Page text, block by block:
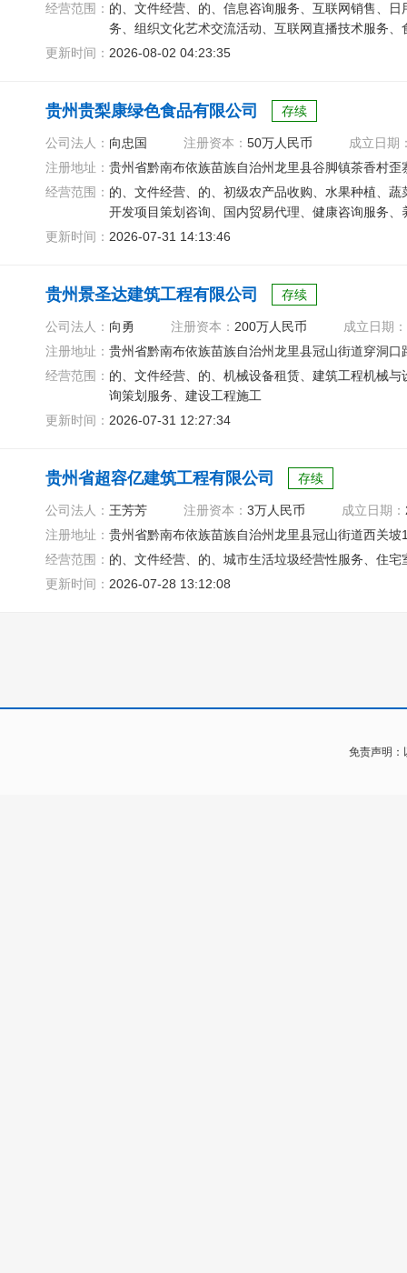
经营范围： 的、文件经营、的、信息咨询服务、互联网销售、
务、组织文化艺术交流活动、互联网直播技术服务、
更新时间： 2026-08-02 04:23:35
贵州贵梨康绿色食品有限公司 存续
公司法人： 向忠国 注册资本： 50万人民币
成立日期
注册地址： 贵州省黔南布依族苗族自治州龙里县谷脚镇茶香村歪
经营范围： 的、文件经营、的、初级农产品收购、水果种植、
开发项目策划咨询、国内贸易代理、健康咨询服务
更新时间： 2026-07-31 14:13:46
贵州景圣达建筑工程有限公司 存续
公司法人： 向勇 注册资本： 200万人民币
成立日期：
注册地址： 贵州省黔南布依族苗族自治州龙里县冠山街道穿洞口
经营范围： 的、文件经营、的、机械设备租赁、建筑工程机械
询策划服务、建设工程施工
更新时间： 2026-07-31 12:27:34
贵州省超容亿建筑工程有限公司 存续
公司法人： 王芳芳 注册资本： 3万人民币 成立日期：
注册地址： 贵州省黔南布依族苗族自治州龙里县冠山街道西关
经营范围： 的、文件经营、的、城市生活垃圾经营性服务、住
更新时间： 2026-07-28 13:12:08
免责声明：